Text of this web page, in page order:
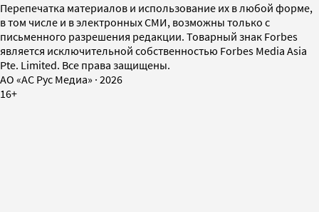
Перепечатка материалов и использование их в любой форме,
в том числе и в электронных СМИ, возможны только с
письменного разрешения редакции. Товарный знак Forbes
является исключительной собственностью Forbes Media Asia
Pte. Limited. Все права защищены.
AO «АС Рус Медиа» · 2026
16+